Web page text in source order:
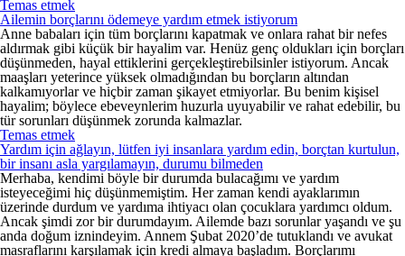
Temas etmek
Ailemin borçlarını ödemeye yardım etmek istiyorum
Anne babaları için tüm borçlarını kapatmak ve onlara rahat bir nefes
aldırmak gibi küçük bir hayalim var. Henüz genç oldukları için borçları
düşünmeden, hayal ettiklerini gerçekleştirebilsinler istiyorum. Ancak
maaşları yeterince yüksek olmadığından bu borçların altından
kalkamıyorlar ve hiçbir zaman şikayet etmiyorlar. Bu benim kişisel
hayalim; böylece ebeveynlerim huzurla uyuyabilir ve rahat edebilir, bu
tür sorunları düşünmek zorunda kalmazlar.
Temas etmek
Yardım için ağlayın, lütfen iyi insanlara yardım edin, borçtan kurtulun,
bir insanı asla yargılamayın, durumu bilmeden
Merhaba, kendimi böyle bir durumda bulacağımı ve yardım
isteyeceğimi hiç düşünmemiştim. Her zaman kendi ayaklarımın
üzerinde durdum ve yardıma ihtiyacı olan çocuklara yardımcı oldum.
Ancak şimdi zor bir durumdayım. Ailemde bazı sorunlar yaşandı ve şu
anda doğum iznindeyim. Annem Şubat 2020’de tutuklandı ve avukat
masraflarını karşılamak için kredi almaya başladım. Borçlarımı